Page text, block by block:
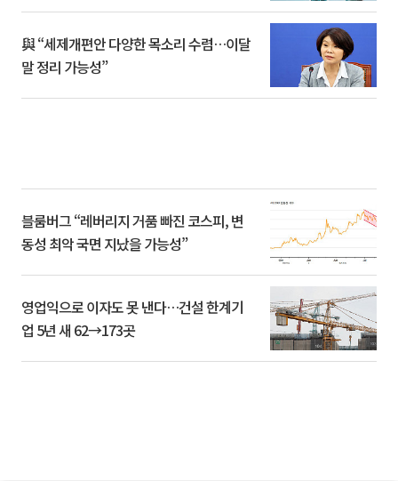
與 “세제개편안 다양한 목소리 수렴…이달
말 정리 가능성”
블룸버그 “레버리지 거품 빠진 코스피, 변
동성 최악 국면 지났을 가능성”
영업익으로 이자도 못 낸다…건설 한계기
업 5년 새 62→173곳